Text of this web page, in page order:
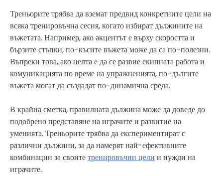
Треньорите трябва да вземат предвид конкретните цели на
всяка тренировъчна сесия, когато избират дължините на
въжетата. Например, ако акцентът е върху скоростта и
бързите стъпки, по-късите въжета може да са по-полезни.
Въпреки това, ако целта е да се развие екипната работа и
комуникацията по време на упражненията, по-дългите
въжета могат да създадат по-динамична среда.
В крайна сметка, правилната дължина може да доведе до
подобрено представяне на играчите и развитие на
уменията. Треньорите трябва да експериментират с
различни дължини, за да намерят най-ефективните
комбинации за своитетренировъчни цели и нужди на
играчите.